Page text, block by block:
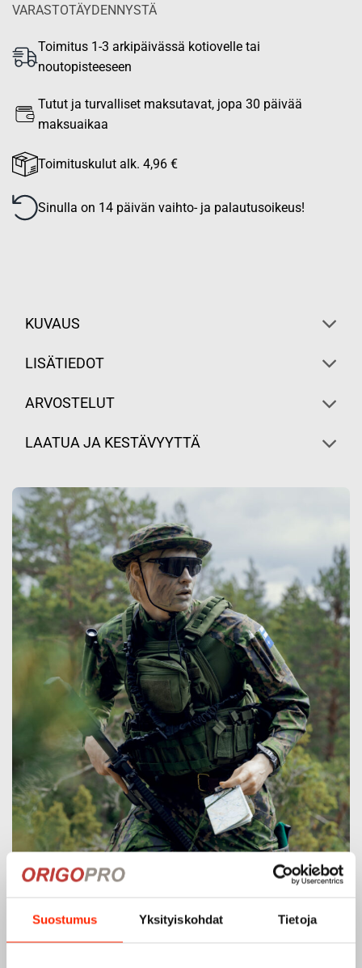
Suostumus Yksityiskohdat Tietoja
VARASTOTÄYDENNYSTÄ
Toimitus 1-3 arkipäivässä kotiovelle tai
noutopisteeseen
Tutut ja turvalliset maksutavat, jopa 30 päivää
maksuaikaa
Toimituskulut alk. 4,96 €
Sinulla on 14 päivän vaihto- ja palautusoikeus!
KUVAUS
LISÄTIEDOT
ARVOSTELUT
LAATUA JA KESTÄVYYTTÄ